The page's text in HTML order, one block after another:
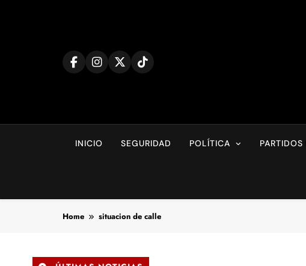
INICIO SEGURIDAD POLÍTICA
Home situacion de calle